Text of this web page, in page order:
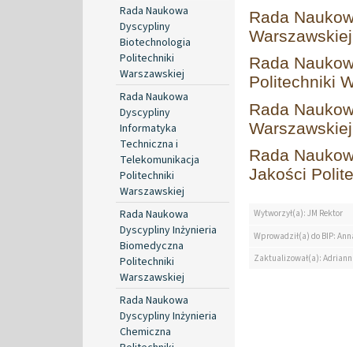
Rada Naukowa
Dyscypliny
Biotechnologia
Politechniki
Warszawskiej
Rada Naukowa
Dyscypliny
Informatyka
Techniczna i
Telekomunikacja
Politechniki
Warszawskiej
Rada Naukowa
Dyscypliny Inżynieria
Biomedyczna
Politechniki
Warszawskiej
Rada Naukowa
Dyscypliny Inżynieria
Chemiczna
Rada
Warszawskiej
Rada
Politechniki
Rada
Warszawskiej
Rada
Jakości
Wytworzył(a): JM Rektor
Wprowadził(a) do BIP:
Zaktualizował(a):